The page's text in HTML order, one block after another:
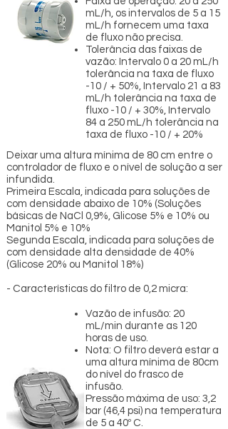
Deixar uma altura mínima de 80 cm entre o
controlador de fluxo e o nível de solução a ser
infundida.
Primeira Escala, indicada para soluções de
com densidade abaixo de 10% (Soluções
básicas de NaCl 0,9%, Glicose 5% e 10% ou
Manitol 5% e 10%
Segunda Escala, indicada para soluções de
com densidade alta densidade de 40%
(Glicose 20% ou Manitol 18%)
- Características do filtro de 0,2 micra:
Vazão de infusão: 20
mL/min durante as 120
horas de uso.
Nota: O filtro deverá estar a
uma altura mínima de 80cm
do nível do frasco de
infusão.
Pressão máxima de uso: 3,2
bar (46,4 psi) na temperatura
de 5 a 40º C.
mL/h, os intervalos de 5 a 15
mL/h fornecem uma taxa
de fluxo não precisa.
Tolerância das faixas de
vazão: Intervalo 0 a 20 mL/h
tolerância na taxa de fluxo
-10 / + 50%, Intervalo 21 a 83
mL/h tolerância na taxa de
fluxo -10 / + 30%, Intervalo
84 a 250 mL/h tolerância na
taxa de fluxo -10 / + 20%